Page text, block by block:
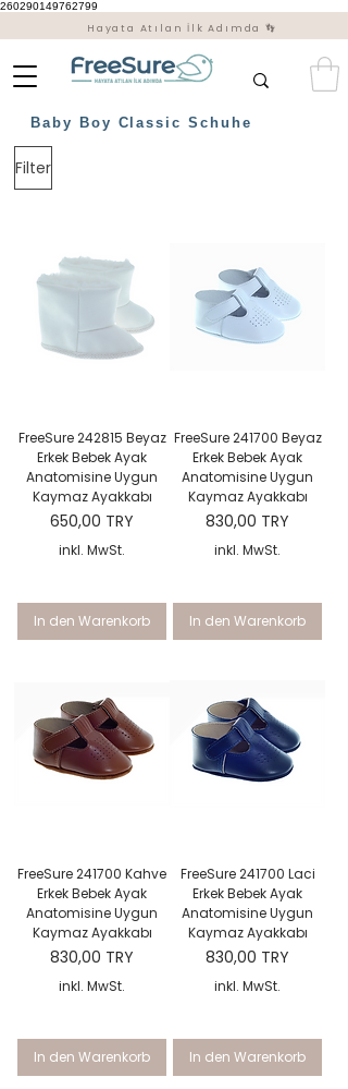
260290149762799
Hayata Atılan İlk Adımda 👣
Baby Boy Classic Schuhe
Filter
FreeSure 242815 Beyaz
Erkek Bebek Ayak
Anatomisine Uygun
Kaymaz Ayakkabı
Preis
650,00 TRY
inkl. MwSt.
In den Warenkorb
FreeSure 241700 Beyaz
Erkek Bebek Ayak
Anatomisine Uygun
Kaymaz Ayakkabı
Preis
830,00 TRY
inkl. MwSt.
In den Warenkorb
FreeSure 241700 Kahve
Erkek Bebek Ayak
Anatomisine Uygun
Kaymaz Ayakkabı
Preis
830,00 TRY
inkl. MwSt.
In den Warenkorb
FreeSure 241700 Laci
Erkek Bebek Ayak
Anatomisine Uygun
Kaymaz Ayakkabı
Preis
830,00 TRY
inkl. MwSt.
In den Warenkorb